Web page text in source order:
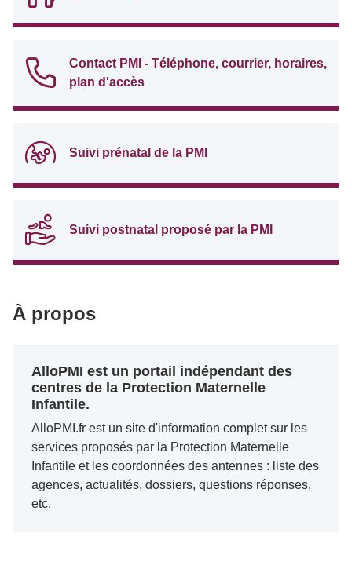
Contact PMI - Téléphone, courrier, horaires,
plan d'accès
Suivi prénatal de la PMI
Suivi postnatal proposé par la PMI
À propos
AlloPMI est un portail indépendant des
centres de la Protection Maternelle
Infantile.
AlloPMI.fr est un site d'information complet sur les
services proposés par la Protection Maternelle
Infantile et les coordonnées des antennes : liste des
agences, actualités, dossiers, questions réponses,
etc.